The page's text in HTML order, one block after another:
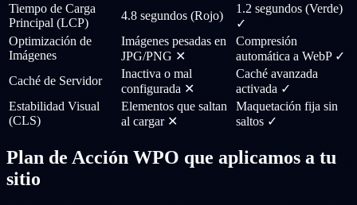
Tiempo de Carga
Principal (LCP)
4.8 segundos (Rojo)
1.2 segundos (Verde)
✓
Optimización de
Imágenes
Imágenes pesadas en
JPG/PNG ✕
Compresión
automática a WebP ✓
Caché de Servidor
Inactiva o mal
configurada ✕
Caché avanzada
activada ✓
Estabilidad Visual
(CLS)
Elementos que saltan
al cargar ✕
Maquetación fija sin
saltos ✓
Plan de Acción WPO que aplicamos a tu
sitio